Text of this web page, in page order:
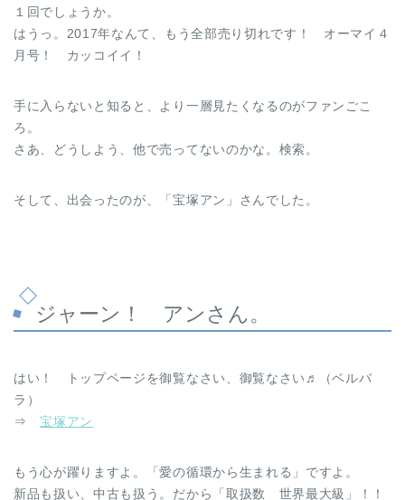
１回でしょうか。
はうっ。2017年なんて、もう全部売り切れです！ オーマイ４
月号！ カッコイイ！
手に入らないと知ると、より一層見たくなるのがファンごこ
ろ。
さあ、どうしよう、他で売ってないのかな。検索。
そして、出会ったのが、「宝塚アン」さんでした。
ジャーン！ アンさん。
はい！ トップページを御覧なさい、御覧なさい♬（ベルバ
ラ）
⇒宝塚アン
もう心が躍りますよ。「愛の循環から生まれる」ですよ。
新品も扱い、中古も扱う。だから「取扱数 世界最大級」！！